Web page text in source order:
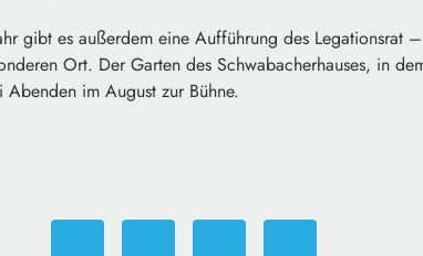
gibt es außerdem eine Aufführung des Legationsrat
Ort. Der Garten des Schwabacherhauses, in
im August zur Bühne.